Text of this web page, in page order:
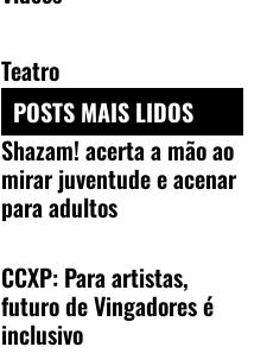
Teatro
POSTS MAIS LIDOS
Shazam! acerta a mão ao
mirar juventude e acenar
para adultos
CCXP: Para artistas,
futuro de Vingadores é
inclusivo